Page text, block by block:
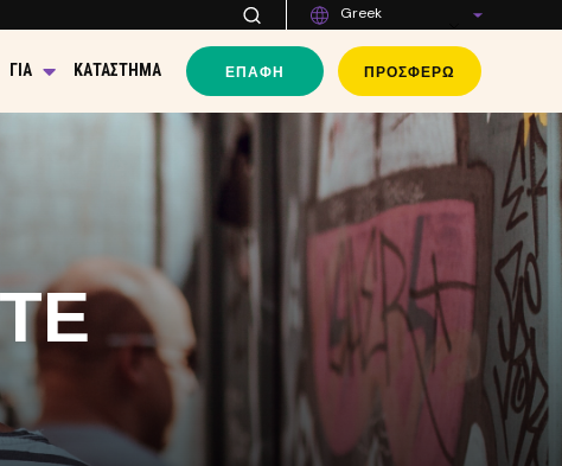
Greek
ΓΙΑ ΚΑΤΆΣΤΗΜΑ ΕΠΑΦΉ ΠΡΟΣΦΈΡΩ